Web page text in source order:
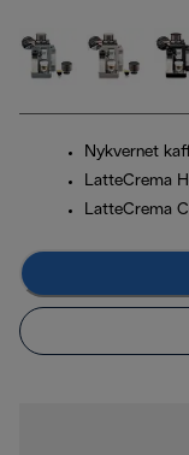
Nykvernet
LatteCrema
LatteCrema